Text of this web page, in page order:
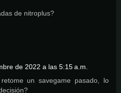
de nitroplus?
de 2022 a las 5:15 a.m.
un savegame pasado, lo